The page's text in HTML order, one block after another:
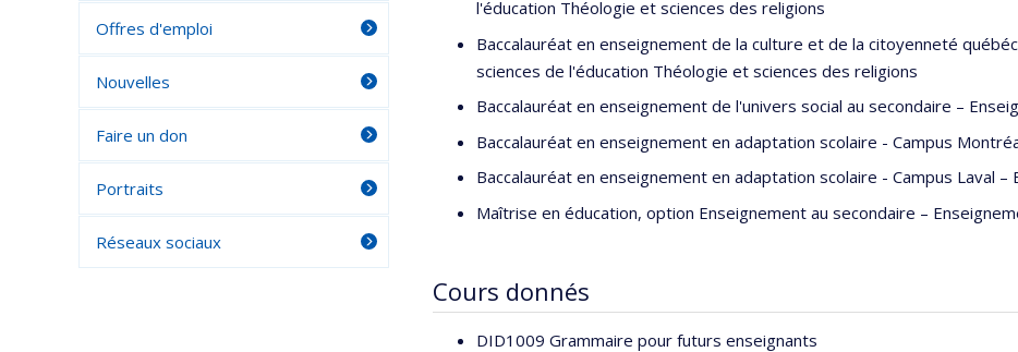
l'éducation Théologie et sciences des religions
Baccalauréat en enseignement de la culture et de la citoyenneté
sciences de l'éducation Théologie et sciences des religions
Baccalauréat en enseignement de l'univers social au secondaire –
Baccalauréat en enseignement en adaptation scolaire - Campus
Baccalauréat en enseignement en adaptation scolaire - Campus Laval
Maîtrise en éducation, option Enseignement au secondaire –
Cours donnés
DID1009 Grammaire pour futurs enseignants
Offres d'emploi
Nouvelles
Faire un don
Portraits
Réseaux sociaux